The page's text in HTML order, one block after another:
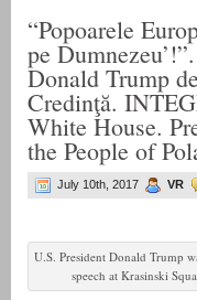
“Popoarele
pe
Donald Trump
Credinţă.
White House.
the People of
July 10th, 2017 VR
U.S. President Donald Trump
speech at Krasinski